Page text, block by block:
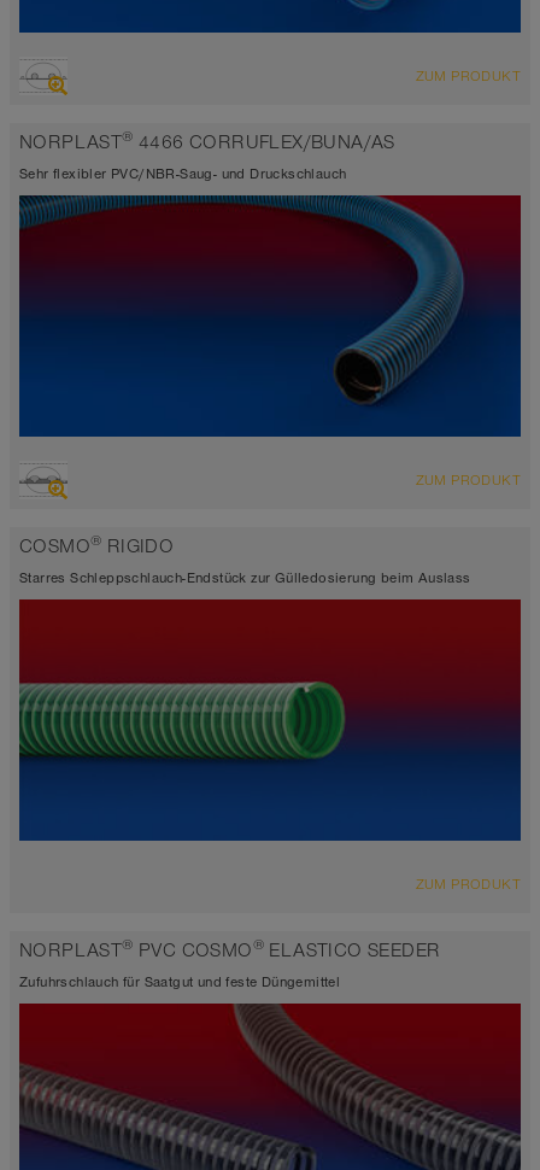
ÜBERSICHT
Polyurethanschlauch
-25°C bis 85°C
ZUM PRODUKT
NORPLAST® 4466 CORRUFLEX/BUNA/AS
Sehr flexibler PVC/NBR-Saug- und Druckschlauch
ÜBERSICHT
Saugschlauch + Druckschlauch
-30°C bis 65°C
ZUM PRODUKT
COSMO® RIGIDO
Starres Schleppschlauch-Endstück zur Gülledosierung beim Auslass
ZUM PRODUKT
NORPLAST® PVC COSMO® ELASTICO SEEDER
Zufuhrschlauch für Saatgut und feste Düngemittel